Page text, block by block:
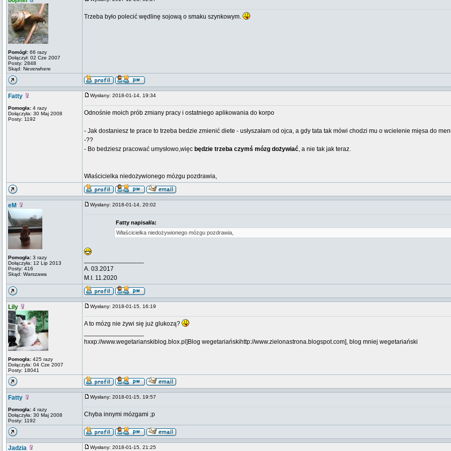
Pomógł: 66 razy
Dołączył: 02 Cze 2007
Posty: 2848
Skąd: Neverwhere
Trzeba było polecić wędlinę sojową o smaku szynkowym.
Fatty
Pomogła: 4 razy
Dołączyła: 30 Maj 2008
Posty: 1192
Wysłany: 2018-01-14, 19:34
Odnośnie moich prób zmiany pracy i ostatniego aplikowania do korpo
- Jak dostaniesz te prace to trzeba bedzie zmienić diete - usłyszałam od ojca, a gdy tata tak mówi chodzi mu o wcielenie mięsa do
-??
- Bo bedziesz pracować umysłowo,więc będzie trzeba czymś mózg dożywiać, a nie tak jak teraz.
Właścicielka niedożywionego mózgu pozdrawia,
eM
Pomogła: 3 razy
Dołączyła: 12 Lip 2013
Posty: 416
Skąd: Warszawa
Wysłany: 2018-01-14, 20:02
Fatty napisał/a:
Właścicielka niedożywionego mózgu pozdrawia,
A. 03.2017
M.I. 11.2020
Lily
Pomogła: 425 razy
Dołączyła: 04 Cze 2007
Posty: 18041
Wysłany: 2018-01-15, 16:19
A to mózg nie żywi się już glukozą?
hxxp://www.wegetarianskiblog.blox.pl]Blog wegetariańskihttp://www.zielonastrona.blogspot.com], blog mniej wegetariański
Fatty
Pomogła: 4 razy
Dołączyła: 30 Maj 2008
Posty: 1192
Wysłany: 2018-01-15, 19:57
Chyba innymi mózgami ;p
Jadzia Wysłany: 2018-01-15, 21:25